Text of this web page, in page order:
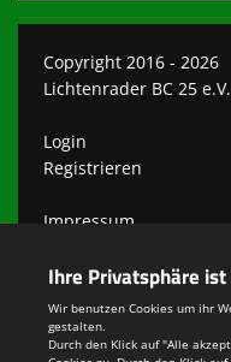
Copyright 2016 - 2026
Lichtenrader BC 25 e.V.
Login
Registrieren
Impressum
Teamsports 2
Dein Sportverein online